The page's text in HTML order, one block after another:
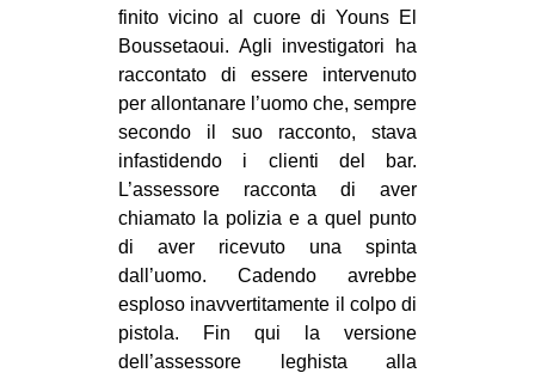
ESTREMO ORIENTE
EUROPA
MEDIO ORIENTE
MONDO
EVENTI
in
finito vicino al cuore di Youns El
Boussetaoui. Agli investigatori ha
raccontato di essere intervenuto
per allontanare l’uomo che, sempre
secondo il suo racconto, stava
infastidendo i clienti del bar.
L’assessore racconta di aver
chiamato la polizia e a quel punto
di aver ricevuto una spinta
dall’uomo. Cadendo avrebbe
esploso inavvertitamente il colpo di
pistola. Fin qui la versione
dell’assessore leghista alla